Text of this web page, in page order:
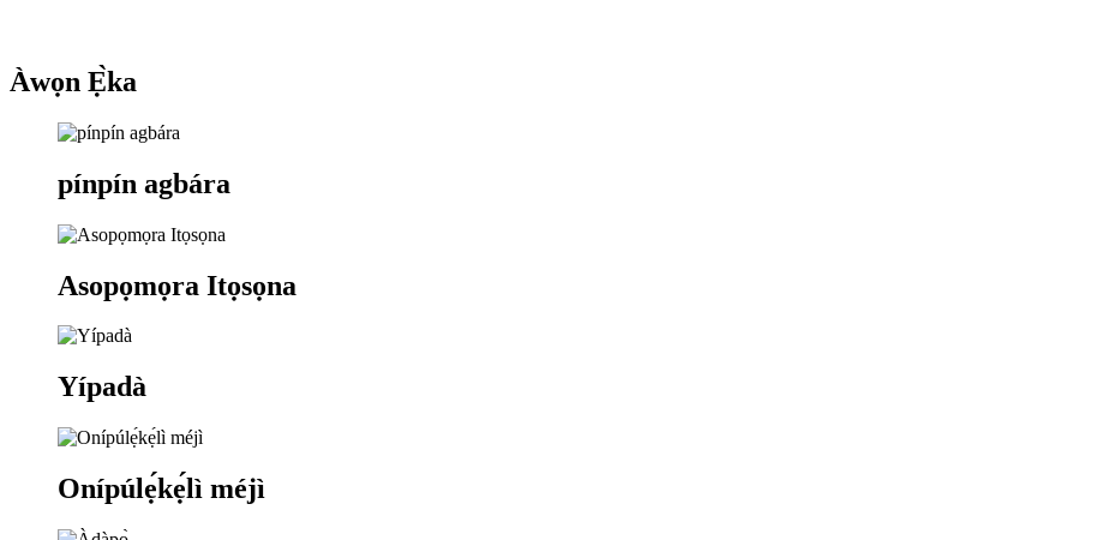
Àwọn Ẹ̀ka
pínpín agbára
Asopọmọra Itọsọna
Yípadà
Onípúlẹ́kẹ́lì méjì